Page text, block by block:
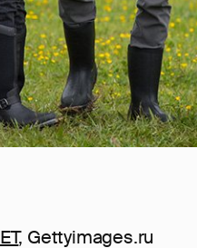
ET, Gettyimages.ru